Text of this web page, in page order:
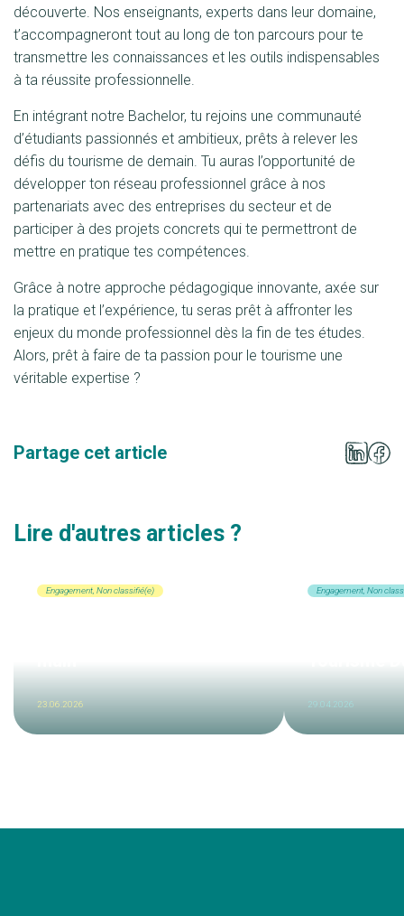
découverte. Nos enseignants, experts dans leur domaine,
t’accompagneront tout au long de ton parcours pour te
transmettre les connaissances et les outils indispensables
à ta réussite professionnelle.
En intégrant notre Bachelor, tu rejoins une communauté
d’étudiants passionnés et ambitieux, prêts à relever les
défis du tourisme de demain. Tu auras l’opportunité de
développer ton réseau professionnel grâce à nos
partenariats avec des entreprises du secteur et de
participer à des projets concrets qui te permettront de
mettre en pratique tes compétences.
Grâce à notre approche pédagogique innovante, axée sur
la pratique et l’expérience, tu seras prêt à affronter les
enjeux du monde professionnel dès la fin de tes études.
Alors, prêt à faire de ta passion pour le tourisme une
véritable expertise ?
Partage cet article
Lire d'autres articles ?
Engagement, Non classifié(e)
23.06.2026
Engagement, Non
29.04.2026